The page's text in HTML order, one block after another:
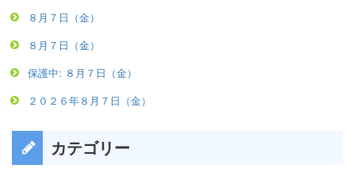
８月７日（金）
８月７日（金）
保護中: ８月７日（金）
２０２６年８月７日（金）
カテゴリー